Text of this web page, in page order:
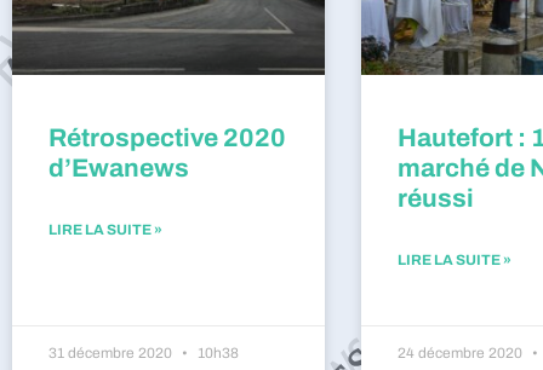
Rétrospective 2020
d’Ewanews
LIRE LA SUITE »
31 décembre 2020 10h38
Hautefort :
marché de
réussi
LIRE LA SUITE »
24 décembre 2020